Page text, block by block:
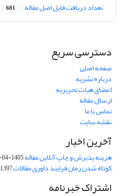
تعداد دریافت فایل اصل مقاله 681
دسترسی سریع
صفحه اصلی
درباره نشریه
اعضای هیات تحریریه
ارسال مقاله
تماس با ما
نقشه سایت
آخرین اخبار
هزینه پذیرش و چاپ آنلاین مقاله1405-04-07
کوتاه شدن زمان فرایند داوری مقالات1397-06-05
اشتراک خبرنامه